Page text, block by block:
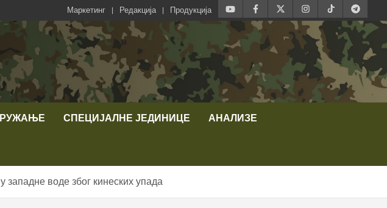
Маркетинг Редакција Продукција
СПЕЦИЈАЛНЕ ЈЕДИНИЦЕ АНАЛИЗЕ
воде због кинеских упада